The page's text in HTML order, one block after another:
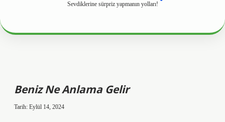
Sevdiklerine sürpriz yapmanın yolları!
Beniz Ne Anlama Gelir
Tarih: Eylül 14, 2024